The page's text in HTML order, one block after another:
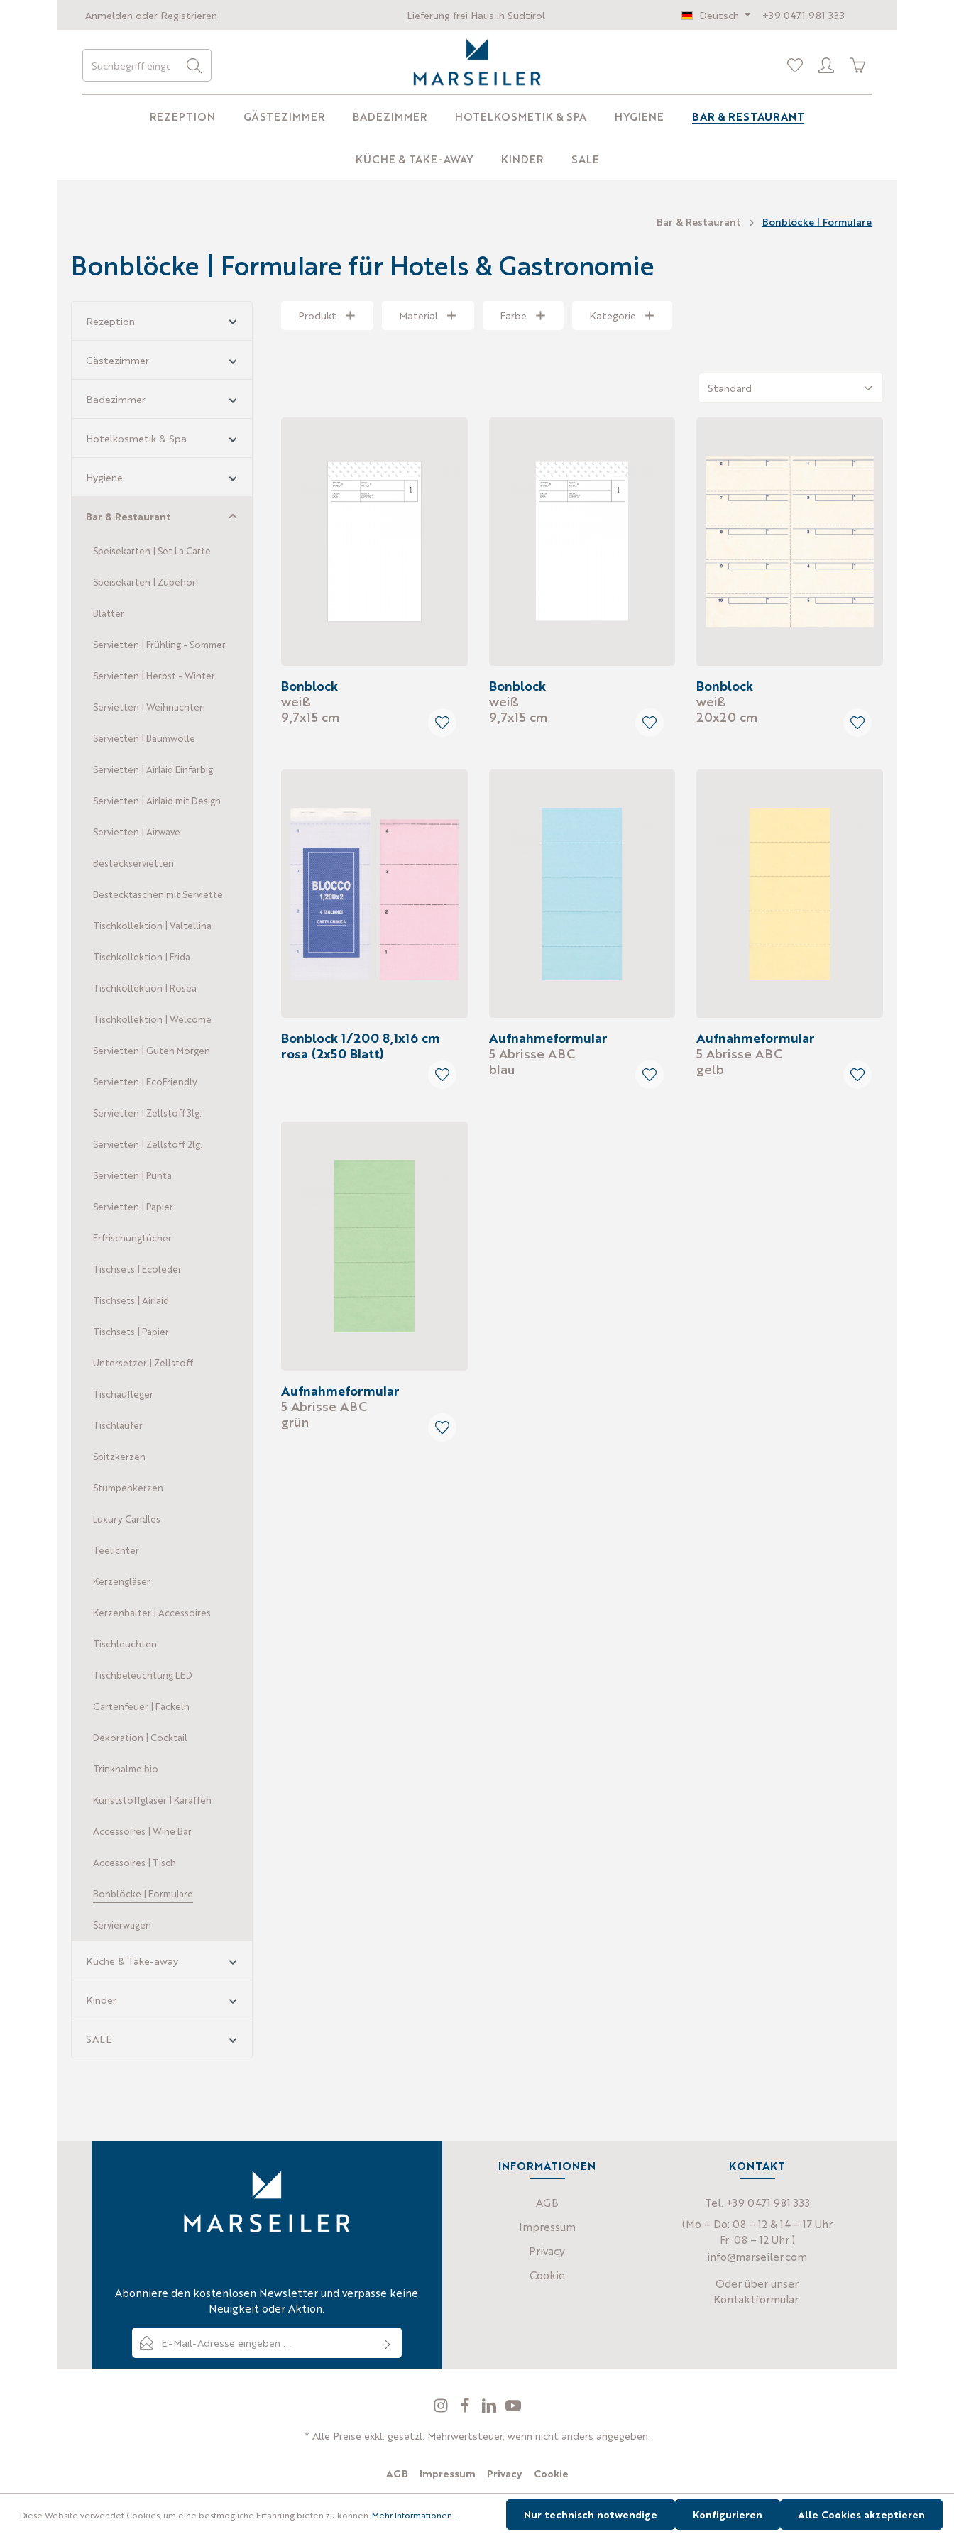
Anmelden oder Registrieren Lieferung frei Haus in Südtirol Deutsch +39 0471 981 333
REZEPTION GÄSTEZIMMER BADEZIMMER HOTELKOSMETIK & SPA HYGIENE BAR & RESTAURANT
KÜCHE & TAKE-AWAY KINDER SALE
Bar & Restaurant Bonblöcke | Formulare
Bonblöcke | Formulare für Hotels & Gastronomie
Rezeption
Gästezimmer
Badezimmer
Hotelkosmetik & Spa
Hygiene
Bar & Restaurant
Speisekarten | Set La Carte
Speisekarten | Zubehör
Blätter
Servietten | Frühling - Sommer
Servietten | Herbst - Winter
Servietten | Weihnachten
Servietten | Baumwolle
Servietten | Airlaid Einfarbig
Servietten | Airlaid mit Design
Servietten | Airwave
Besteckservietten
Bestecktaschen mit Serviette
Tischkollektion | Valtellina
Tischkollektion | Frida
Tischkollektion | Rosea
Tischkollektion | Welcome
Servietten | Guten Morgen
Servietten | EcoFriendly
Servietten | Zellstoff 3lg.
Servietten | Zellstoff 2lg.
Servietten | Punta
Servietten | Papier
Erfrischungtücher
Tischsets | Ecoleder
Tischsets | Airlaid
Tischsets | Papier
Untersetzer | Zellstoff
Tischaufleger
Tischläufer
Spitzkerzen
Stumpenkerzen
Luxury Candles
Teelichter
Kerzengläser
Kerzenhalter | Accessoires
Tischleuchten
Tischbeleuchtung LED
Gartenfeuer | Fackeln
Dekoration | Cocktail
Trinkhalme bio
Kunststoffgläser | Karaffen
Accessoires | Wine Bar
Accessoires | Tisch
Bonblöcke | Formulare
Servierwagen
Küche & Take-away
Kinder
SALE
Produkt Material Farbe Kategorie
Bonblock
weiß
9,7x15 cm
Bonblock
weiß
9,7x15 cm
Bonblock
weiß
20x20 cm
Bonblock 1/200 8,1x16 cm
rosa (2x50 Blatt)
Aufnahmeformular
5 Abrisse ABC
blau
Aufnahmeformular
5 Abrisse ABC
gelb
Aufnahmeformular
5 Abrisse ABC
grün
Abonniere den kostenlosen Newsletter und verpasse keine
Neuigkeit oder Aktion.
Ich habe dieDatenschutzbestimmungenzur Kenntnis genommen
KONTAKT
Tel. +39 0471 981 333
(Mo – Do: 08 – 12 & 14 – 17 Uhr
Fr: 08 – 12 Uhr )
info@marseiler.com
Oder über unser
Kontaktformular
INFORMATIONEN
AGB
Impressum
Privacy
Cookie
* Alle Preise exkl. gesetzl. Mehrwertsteuer, wenn nicht anders angegeben.
AGB Impressum Privacy Cookie
MARSEILER
Diese Website verwendet Cookies, um eine bestmögliche Erfahrung bieten zu können. Mehr Informationen ... Nur technisch notwendige Konfigurieren Alle Cookies akzeptieren